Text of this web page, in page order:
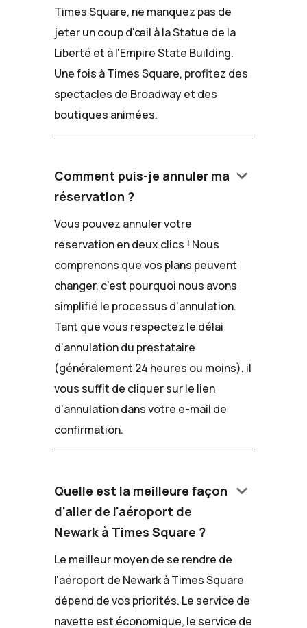
Times Square, ne manquez pas de
jeter un coup d'œil à la Statue de la
Liberté et à l'Empire State Building.
Une fois à Times Square, profitez des
spectacles de Broadway et des
boutiques animées.
Comment puis-je annuler ma
réservation ?
keyboard_arrow_down
Vous pouvez annuler votre
réservation en deux clics ! Nous
comprenons que vos plans peuvent
changer, c'est pourquoi nous avons
simplifié le processus d'annulation.
Tant que vous respectez le délai
d'annulation du prestataire
(généralement 24 heures ou moins), il
vous suffit de cliquer sur le lien
d'annulation dans votre e-mail de
confirmation.
Quelle est la meilleure façon
d'aller de l'aéroport de
Newark à Times Square ?
keyboard_arrow_down
Le meilleur moyen de se rendre de
l'aéroport de Newark à Times Square
dépend de vos priorités. Le service de
navette est économique, le service de